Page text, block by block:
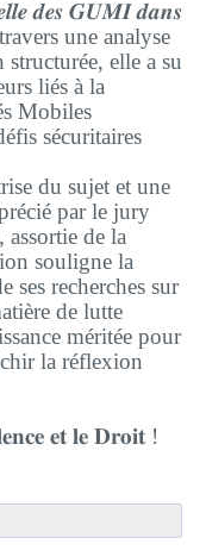
𝒅𝒆𝒔 𝑮𝑼𝑴𝑰 𝒅𝒂𝒏𝒔
travers une analyse
elle a su
liés à la
Mobiles
sécuritaires
du sujet et une
par le jury
de la
souligne la
ses recherches sur
de lutte
méritée pour
la réflexion
𝐞𝐭 𝐥𝐞 𝐃𝐫𝐨𝐢𝐭 !